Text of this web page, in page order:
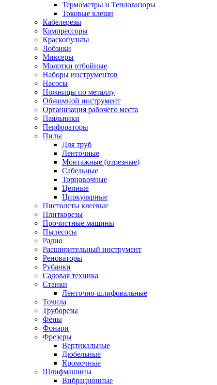
Термометры и Тепловизоры
Токовые клещи
Кабелерезы
Компрессоры
Краскопульты
Лобзики
Миксеры
Молотки отбойные
Наборы инструментов
Насосы
Ножницы по металлу
Обжимной инструмент
Организация рабочего места
Паяльники
Перфораторы
Пилы
Для труб
Ленточные
Монтажные (отрезные)
Сабельные
Торцовочные
Цепные
Циркулярные
Пистолеты клеевые
Плиткорезы
Прочистные машины
Пылесосы
Радио
Расширительный инструмент
Реноваторы
Рубанки
Садовая техника
Станки
Ленточно-шлифовальные
Точила
Труборезы
Фены
Фонари
Фрезеры
Вертикальные
Дюбельные
Кромочные
Шлифмашины
Вибрационные